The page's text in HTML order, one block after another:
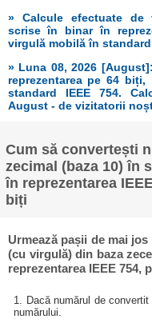
» Calcule efectuate de
scrise în binar în
virgulă mobilă în standard
» Luna 08, 2026
reprezentarea pe 64
standard IEEE 754.
August - de vizitatorii
Cum să convertești
zecimal (baza 10) în
în reprezentarea
biți
Urmează pașii de mai
(cu virgulă) din baza
reprezentarea IEEE 754,
1. Dacă numărul de
numărului.